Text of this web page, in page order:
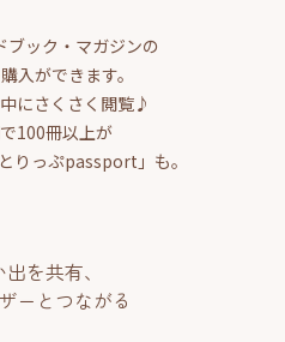
ブック・マガジンの
入ができます。
にさくさく閲覧♪
100冊以上が
りっぷpassport」も。
を共有、
ーとつながる